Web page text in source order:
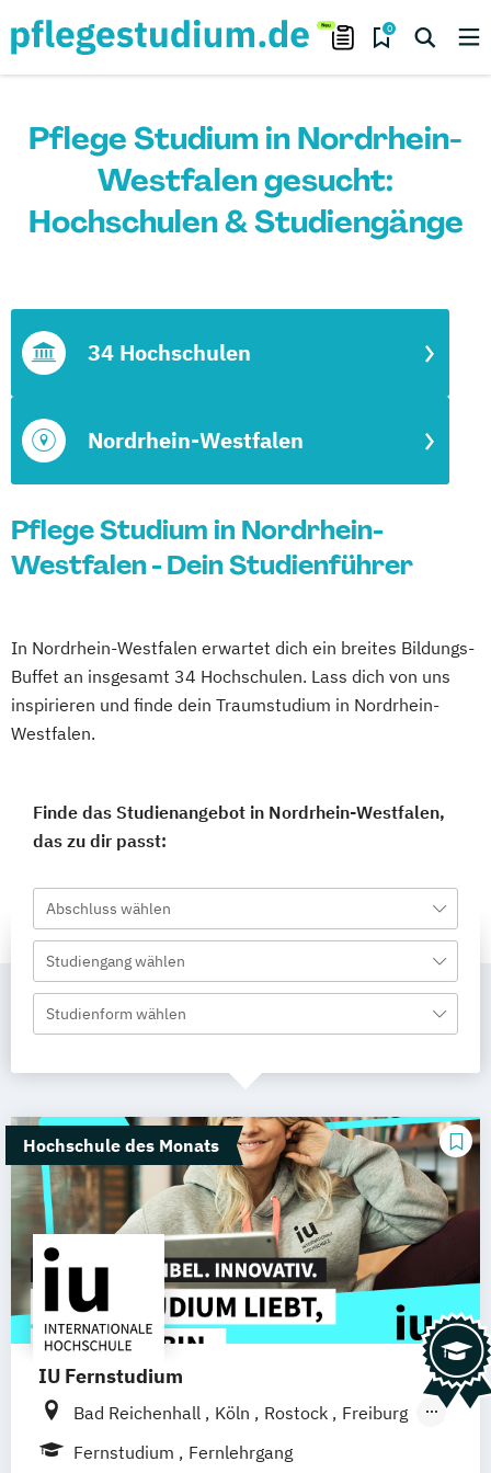
0
Pflege Studium in Nordrhein-
Westfalen gesucht:
Hochschulen & Studiengänge
Nordrhein-Westfalen
34 Hochschulen
Pflege Studium in Nordrhein-
Westfalen - Dein Studienführer
In Nordrhein-Westfalen erwartet dich ein breites Bildungs-
Buffet an insgesamt 34 Hochschulen. Lass dich von uns
inspirieren und finde dein Traumstudium in Nordrhein-
Westfalen.
Finde das Studienangebot in Nordrhein-Westfalen,
das zu dir passt:
Abschluss wählen
Studiengang wählen
Studienform wählen
Hochschule des Monats
IU Fernstudium
Bad Reichenhall Köln Rostock
Freiburg
Kiel
Frankfurt am Main
Stuttgart
Fernstudium
Fernlehrgang